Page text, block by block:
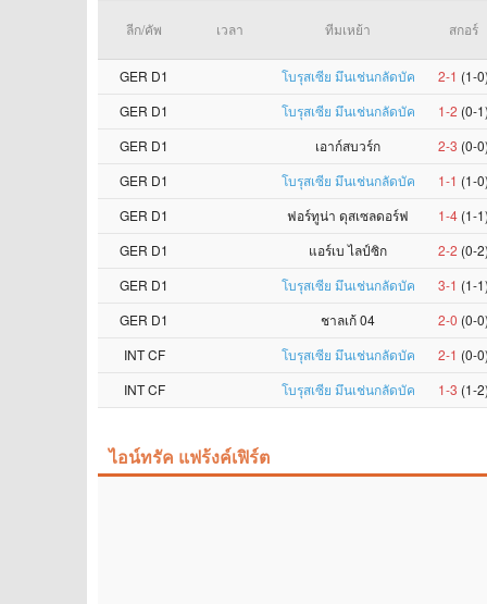
ลีก/คัพ เวลา ทีมเหย้า สกอร์
GER D1 โบรุสเซีย มึนเช่นกลัดบัค 2-1 (1-
GER D1
โบรุสเซีย มึนเช่นกลัดบัค 1-2 (0-
GER D1
เอาก์สบวร์ก 2-3 (0-
GER D1
โบรุสเซีย มึนเช่นกลัดบัค 1-1 (1-
GER D1
ฟอร์ทูน่า ดุสเซลดอร์ฟ 1-4 (1-
GER D1
แอร์เบ ไลป์ซิก 2-2 (0-
GER D1
โบรุสเซีย มึนเช่นกลัดบัค 3-1 (1-
GER D1
ชาลเก้ 04 2-0 (0-
INT CF
โบรุสเซีย มึนเช่นกลัดบัค 2-1 (0-
INT CF
โบรุสเซีย มึนเช่นกลัดบัค 1-3 (1-
ไอน์ทรัค แฟร้งค์เฟิร์ต